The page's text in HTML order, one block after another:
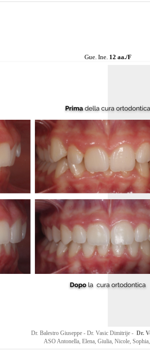
Gue. Ine. 12 aa./F
Dr. Balestro Giuseppe - Dr. Vasic Dimitrije - Dr.
ASO Antonella, Elena, Giulia, Nicole,